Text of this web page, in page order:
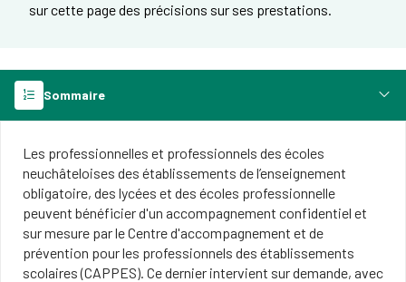
sur cette page des précisions sur ses prestations.
Sommaire
Les professionnelles et professionnels des écoles
neuchâteloises des établissements de l’enseignement
obligatoire, des lycées et des écoles professionnelle
peuvent bénéficier d'un accompagnement confidentiel et
sur mesure par le Centre d'accompagnement et de
prévention pour les professionnels des établissements
scolaires (CAPPES). Ce dernier intervient sur demande, avec